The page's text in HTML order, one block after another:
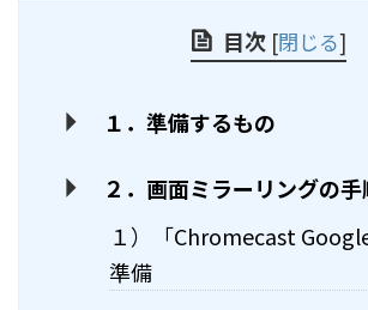
目次 [閉じる]
１．準備するもの
２．画面ミラーリングの手
１）「Chromecast
準備